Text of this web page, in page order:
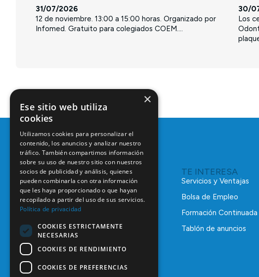
31/07/2026
12 de noviembre. 13:00 a 15:00 horas. Organizado por
Infomed. Gratuito para colegiados COEM....
30/
Los
C/ Mauricio Legendre, 38
28046 Madrid
91 561 29 05
TE INTERESA
Servicios y Ventajas
Bolsa de Empleo
Formación Continuada
Tablón de anuncios
×
Ese sitio web utiliza
cookies
Utilizamos cookies para personalizar el
contenido, los anuncios y analizar nuestro
tráfico. También compartimos información
sobre su uso de nuestro sitio con nuestros
socios de publicidad y análisis, quienes
pueden combinarla con otra información
que les haya proporcionado o que hayan
recopilado a partir del uso de sus servicios.
Política de privacidad
COOKIES ESTRICTAMENTE
NECESARIAS
COOKIES DE RENDIMIENTO
COOKIES DE PREFERENCIAS